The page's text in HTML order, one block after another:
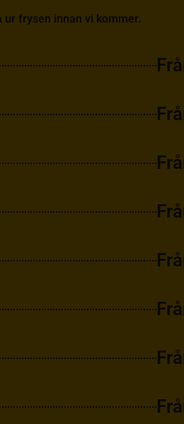
frysen innan vi kommer.